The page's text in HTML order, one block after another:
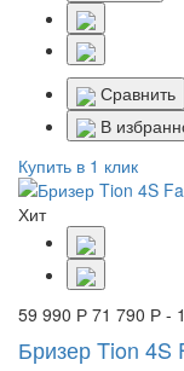
Сравнить
В
Купить в 1 клик
Хит
59 990 Р 71 790 Р -
Бризер Tion 4S